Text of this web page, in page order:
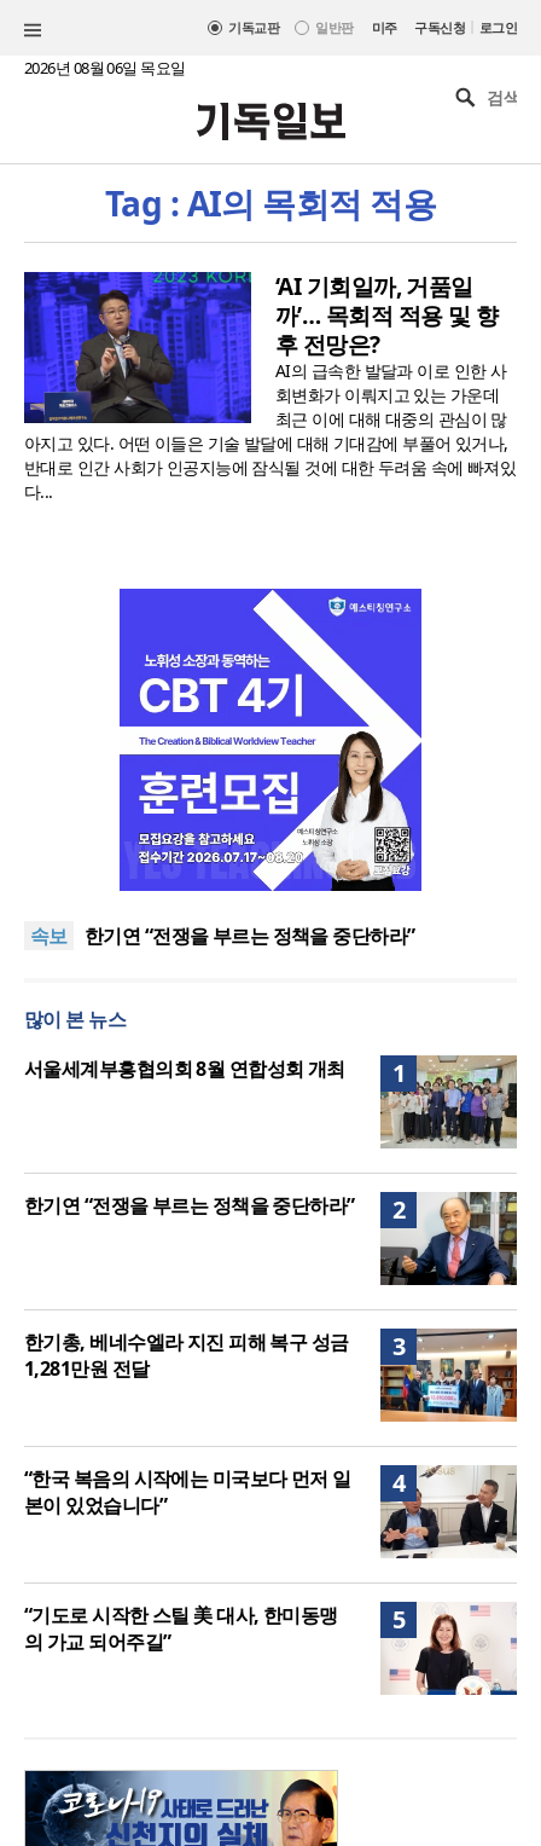
기독교판 일반판 미주 구독신청 | 로그인
2026년 08월 06일 목요일
Tag : AI의 목회적 적용
‘AI 기회일까, 거품일
까’… 목회적 적용 및 향
후 전망은?
AI의 급속한 발달과 이로 인한 사
회변화가 이뤄지고 있는 가운데
최근 이에 대해 대중의 관심이 많
아지고 있다. 어떤 이들은 기술 발달에 대해 기대감에 부풀어 있거나,
반대로 인간 사회가 인공지능에 잠식될 것에 대한 두려움 속에 빠져있
다...
속보
“한국 복음의 시작에는 미국보다 먼저 일본이 있었습
주길”
한기연 “전쟁을 부르는 정책을 중단하라”
성회 위해 협력
“한국 복음의 시작에는 미국보다 먼저 일본이 있었습
“기도로 시작한 스틸 美 대사, 한미동맹의 가교 되어
주길”
많이 본 뉴스
1
서울세계부흥협의회 8월 연합성회 개최
2
한기연 “전쟁을 부르는 정책을 중단하라”
3
한기총, 베네수엘라 지진 피해 복구 성금
1,281만원 전달
4
“한국 복음의 시작에는 미국보다 먼저 일
본이 있었습니다”
5
“기도로 시작한 스틸 美 대사, 한미동맹
의 가교 되어주길”